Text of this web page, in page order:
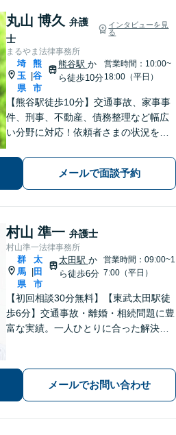
丸山 博久 弁護
士
インタビューを見
る
まるやま法律事務所
埼
玉
県
|
熊
谷
市
熊谷駅 か
ら徒歩10分
営業時間：10:00~
18:00（平日）
【熊谷駅徒歩10分】交通事故、家事事
件、刑事、不動産、債務整理など幅広
い分野に対応！依頼者さまの状況を十
解決策をご提案いたします。お気軽に
ご相談ください。【法テラス利用可】
【駐車場あり】
メールで面談予約
村山 準一 弁護士
村山準一法律事務所
群
馬
県
太
田
市
太田駅 か
ら徒歩6分
営業時間：09:00~1
7:00（平日）
【初回相談30分無料】【東武太田駅徒
歩6分】交通事故・離婚・相続問題に豊
富な実績。一人ひとりに合った解決方
もご相談ください。
メールでお問い合わせ